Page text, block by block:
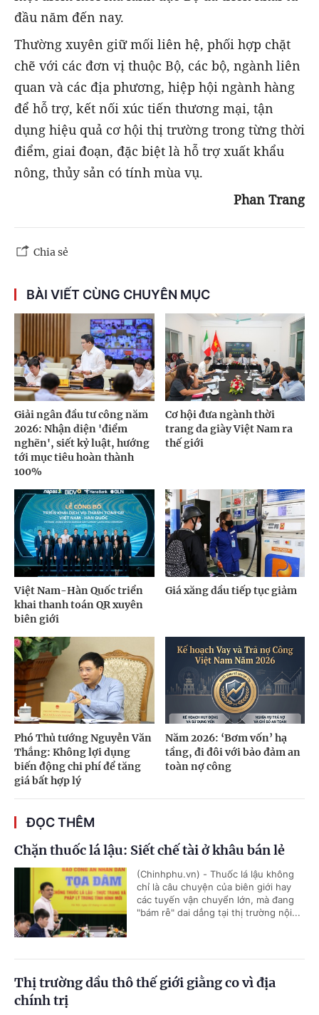
đầu năm đến nay.
Thường xuyên giữ mối liên hệ, phối hợp chặt
chẽ với các đơn vị thuộc Bộ, các bộ, ngành liên
quan và các địa phương, hiệp hội ngành hàng
để hỗ trợ, kết nối xúc tiến thương mại, tận
dụng hiệu quả cơ hội thị trường trong từng thời
điểm, giai đoạn, đặc biệt là hỗ trợ xuất khẩu
nông, thủy sản có tính mùa vụ.
Phan Trang
Chia sẻ
BÀI VIẾT CÙNG CHUYÊN MỤC
Giải ngân đầu tư công năm
2026: Nhận diện 'điểm
nghẽn', siết kỷ luật, hướng
tới mục tiêu hoàn thành
100%
Cơ hội đưa ngành thời
trang da giày Việt Nam ra
thế giới
Việt Nam-Hàn Quốc triển
khai thanh toán QR xuyên
biên giới
Giá xăng dầu tiếp tục giảm
Phó Thủ tướng Nguyễn Văn
Thắng: Không lợi dụng
biến động chi phí để tăng
giá bất hợp lý
Năm 2026: ‘Bơm vốn’ hạ
tầng, đi đôi với bảo đảm an
toàn nợ công
ĐỌC THÊM
Chặn thuốc lá lậu: Siết chế tài ở khâu bán lẻ
(Chinhphu.vn) - Thuốc lá lậu không
chỉ là câu chuyện của biên giới hay
các tuyến vận chuyển lớn, mà đang
"bám rễ" dai dẳng tại thị trường nội...
Thị trường dầu thô thế giới giằng co vì địa
chính trị